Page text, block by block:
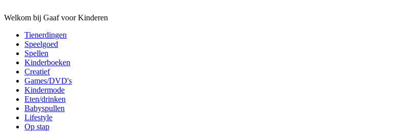
Welkom bij Gaaf voor Kinderen
Tienerdingen
Speelgoed
Spellen
Kinderboeken
Creatief
Games/DVD's
Kindermode
Eten/drinken
Babyspullen
Lifestyle
Op stap